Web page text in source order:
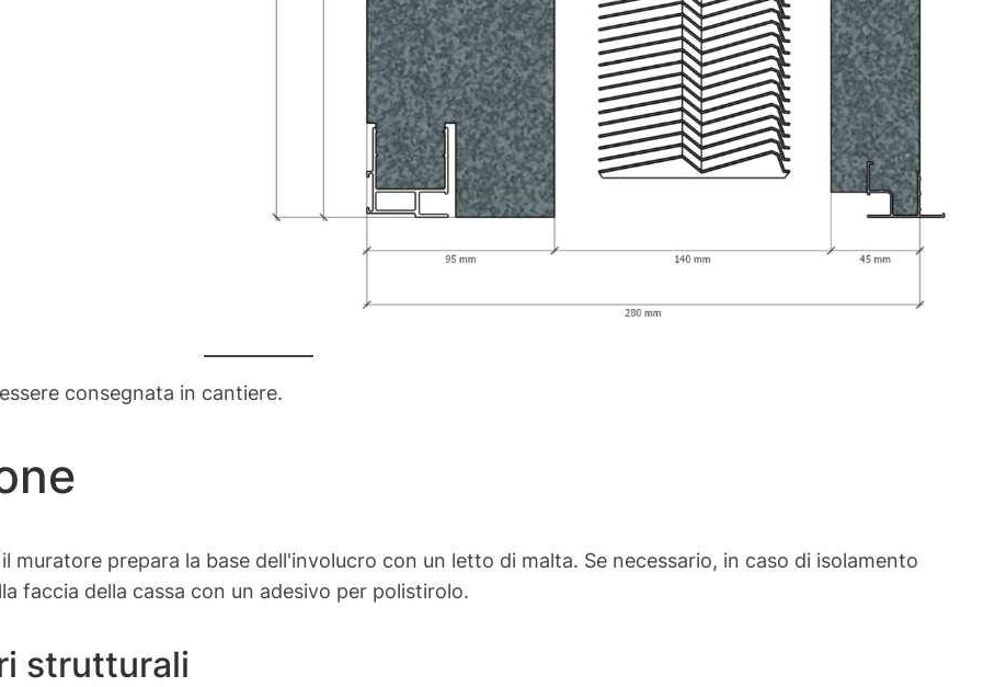
consegnata in cantiere.
muratore prepara la base dell'involucro con un letto di malta. Se necessario, in caso di isolamento
faccia della cassa con un adesivo per polistirolo.
strutturali